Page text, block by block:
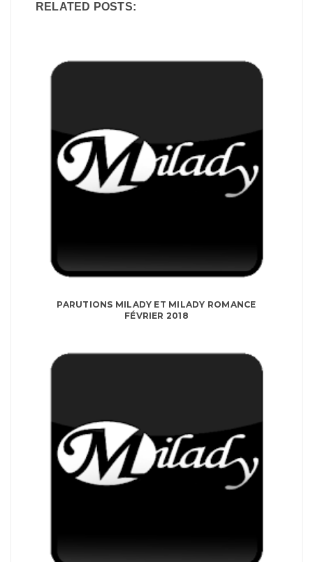
RELATED POSTS:
PARUTIONS MILADY ET MILADY ROMANCE
FÉVRIER 2018